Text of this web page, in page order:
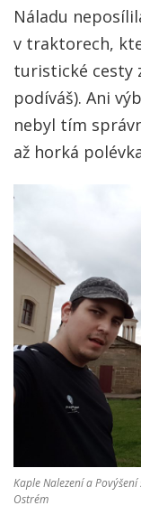
Náladu
v traktorech,
turistické cesty
podíváš). Ani
nebyl tím
až horká
Kaple Nalezení a
Ostrém